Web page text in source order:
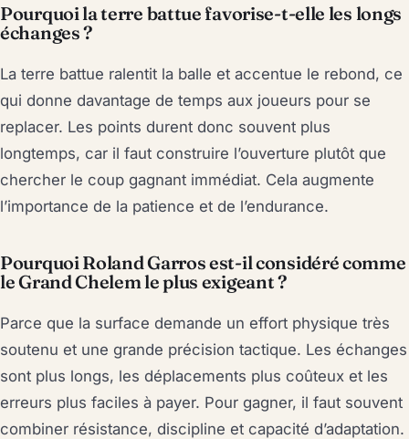
Pourquoi la terre battue favorise-t-elle les longs
échanges ?
La terre battue ralentit la balle et accentue le rebond, ce
qui donne davantage de temps aux joueurs pour se
replacer. Les points durent donc souvent plus
longtemps, car il faut construire l’ouverture plutôt que
chercher le coup gagnant immédiat. Cela augmente
l’importance de la patience et de l’endurance.
Pourquoi Roland Garros est-il considéré comme
le Grand Chelem le plus exigeant ?
Parce que la surface demande un effort physique très
soutenu et une grande précision tactique. Les échanges
sont plus longs, les déplacements plus coûteux et les
erreurs plus faciles à payer. Pour gagner, il faut souvent
combiner résistance, discipline et capacité d’adaptation.